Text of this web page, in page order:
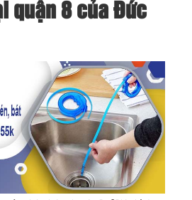
quận 8 của Đức